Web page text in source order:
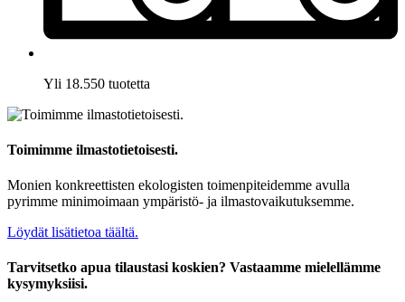
Yli 18.550 tuotetta
Toimimme ilmastotietoisesti.
Monien konkreettisten ekologisten toimenpiteidemme avulla
pyrimme minimoimaan ympäristö- ja ilmastovaikutuksemme.
Löydät lisätietoa täältä.
Tarvitsetko apua tilaustasi koskien? Vastaamme mielellämme
kysymyksiisi.